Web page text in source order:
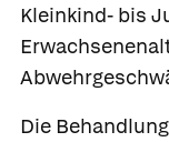
Kleinkind- bis
Die